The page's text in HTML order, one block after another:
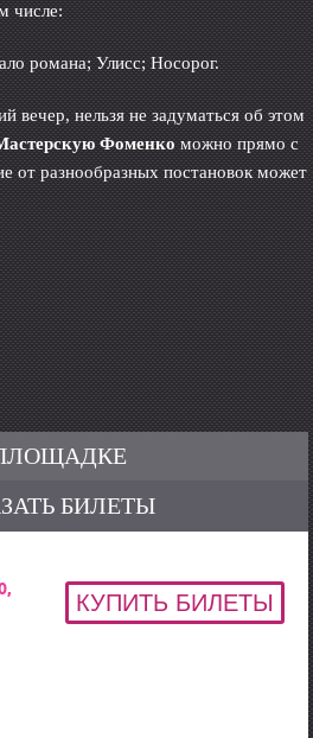
числе:
романа; Улисс; Носорог.
вечер, нельзя не задуматься об этом
Фоменкоможно прямо с
от разнообразных постановок может
в Мастерской
основан на одноименном
постановку ушло почти два года,
требовала зрелища как можно
во Франции, а затем слава о
Заказать билетов на спектакль
ценителю театра - такого Вы не
и реализовать именно то, что
случайны - каждый, кто решилкупить
БИЛЕТЫ